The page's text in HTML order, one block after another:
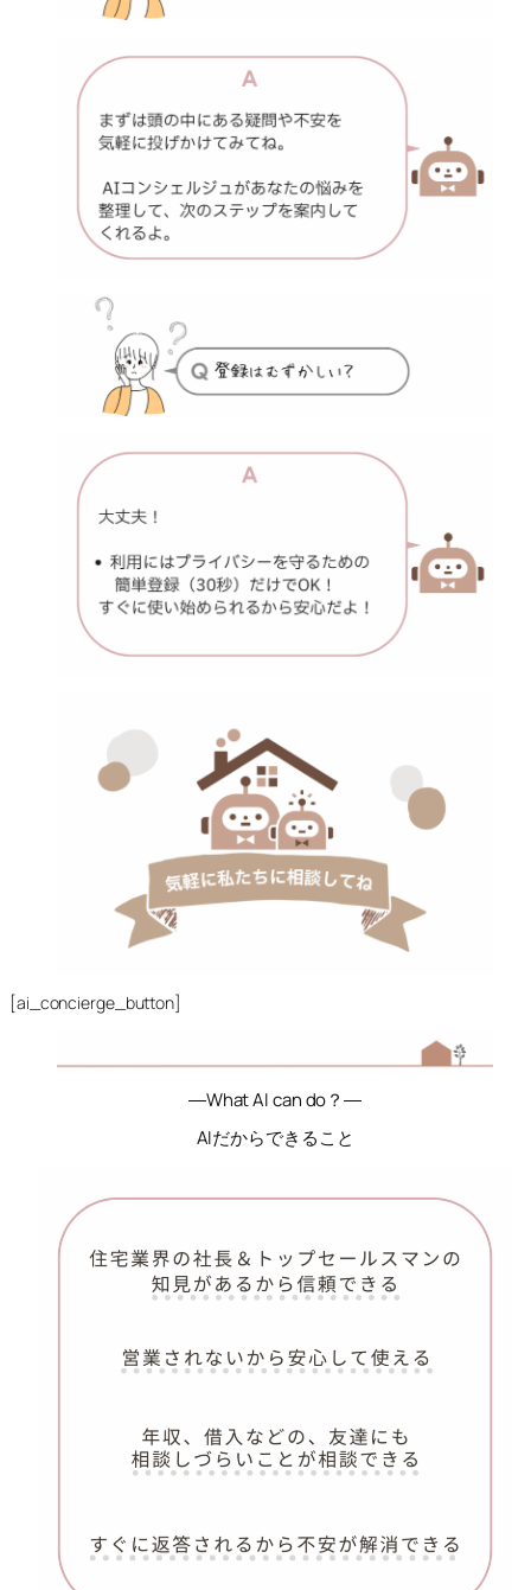
[ai_concierge_button]
―What AI can do？―
AIだからできること